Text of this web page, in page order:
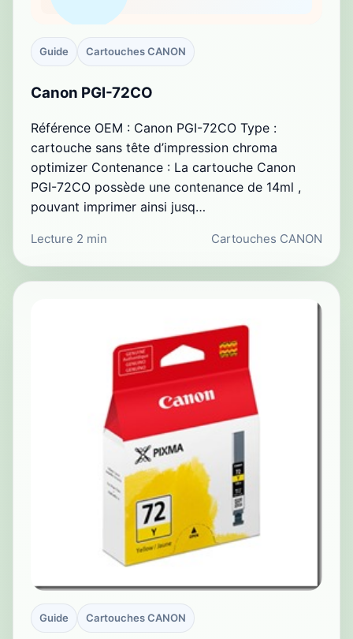
Guide Cartouches CANON
Canon PGI-72CO
Référence OEM : Canon PGI-72CO Type :
cartouche sans tête d’impression chroma
optimizer Contenance : La cartouche Canon
PGI-72CO possède une contenance de 14ml ,
pouvant imprimer ainsi jusq…
Lecture 2 min Cartouches CANON
Guide Cartouches CANON